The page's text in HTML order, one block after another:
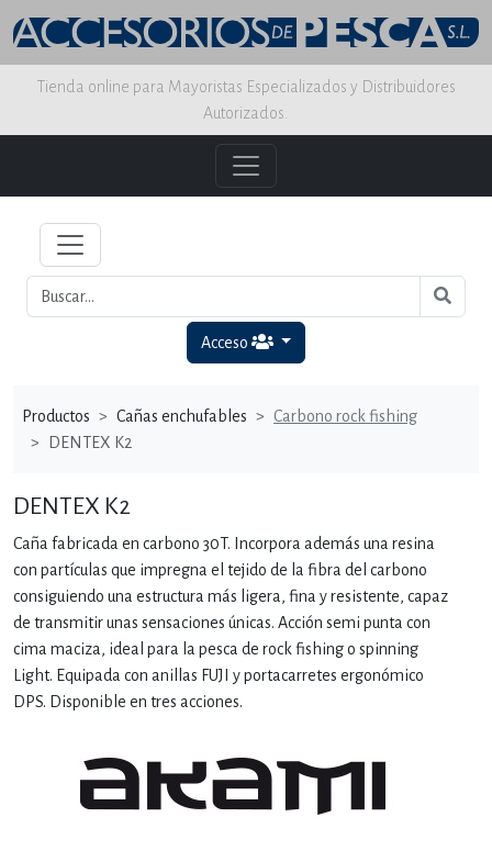
Tienda online para Mayoristas Especializados y Distribuidores
Autorizados.
Acceso
Productos Cañas enchufables
Carbono rock fishing
DENTEX K2
DENTEX K2
Caña fabricada en carbono 30T. Incorpora además una resina
con partículas que impregna el tejido de la fibra del carbono
consiguiendo una estructura más ligera, fina y resistente, capaz
de transmitir unas sensaciones únicas. Acción semi punta con
cima maciza, ideal para la pesca de rock fishing o spinning
Light. Equipada con anillas FUJI y portacarretes ergonómico
DPS. Disponible en tres acciones.